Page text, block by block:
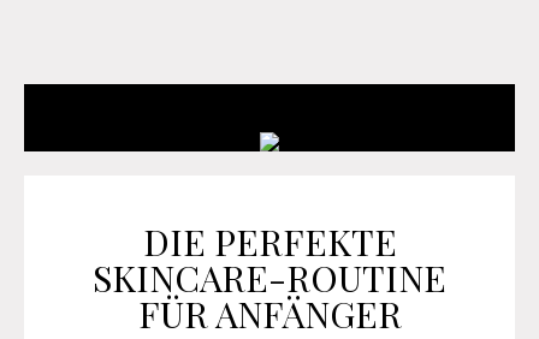
DIE PERFEKTE
SKINCARE-ROUTINE
FÜR ANFÄNGER